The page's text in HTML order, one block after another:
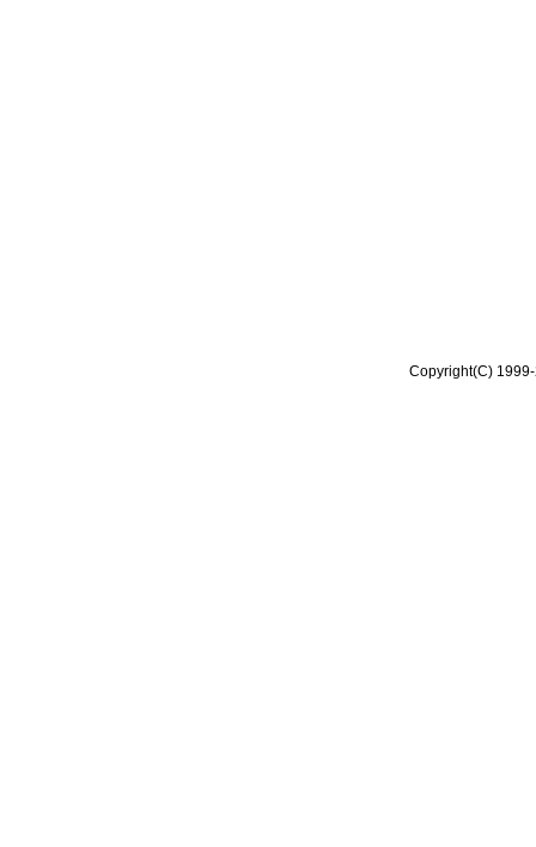
Copyright(C)